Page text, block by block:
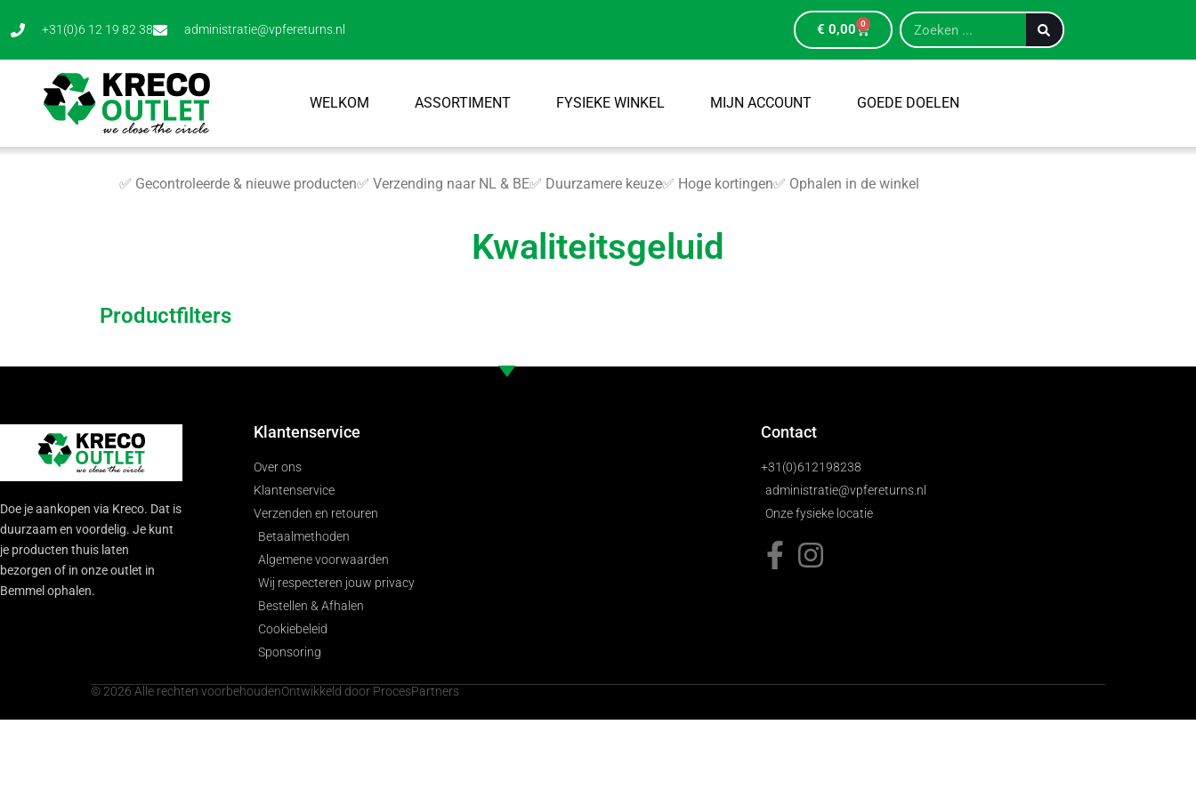
+31(0)6 12 19 82 38 administratie@vpfereturns.nl € 0,00 0
WELKOM ASSORTIMENT FYSIEKE WINKEL MIJN ACCOUNT GOEDE DOELEN
✅ Gecontroleerde & nieuwe producten✅ Verzending naar NL & BE✅ Duurzamere keuze✅ Hoge kortingen✅ Ophalen in de winkel
Kwaliteitsgeluid
Productfilters
Doe je aankopen via Kreco. Dat is
duurzaam en voordelig. Je kunt
je producten thuis laten
bezorgen of in onze outlet in
Bemmel ophalen.
Klantenservice
Over ons
Klantenservice
Verzenden en retouren
Betaalmethoden
Algemene voorwaarden
Wij respecteren jouw privacy
Bestellen & Afhalen
Cookiebeleid
Sponsoring
Contact
+31(0)612198238
administratie@vpfereturns.nl
Onze fysieke locatie
© 2026 Alle rechten voorbehoudenOntwikkeld door ProcesPartners